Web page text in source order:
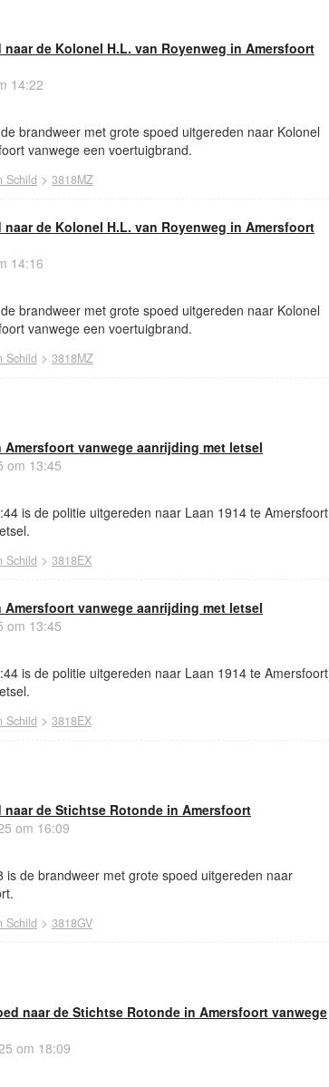
de Kolonel H.L. van Royenweg in Amersfoort
14:22
brandweer met grote spoed uitgereden naar Kolonel
vanwege een voertuigbrand.
Schild > 3818MZ
de Kolonel H.L. van Royenweg in Amersfoort
14:16
brandweer met grote spoed uitgereden naar Kolonel
vanwege een voertuigbrand.
Schild > 3818MZ
Amersfoort vanwege aanrijding met letsel
om 13:45
is de politie uitgereden naar Laan 1914 te Amersfoort
Schild > 3818EX
Amersfoort vanwege aanrijding met letsel
om 13:45
is de politie uitgereden naar Laan 1914 te Amersfoort
Schild > 3818EX
naar de Stichtse Rotonde in Amersfoort
om 16:09
is de brandweer met grote spoed uitgereden naar
Schild > 3818GV
naar de Stichtse Rotonde in Amersfoort vanwege
om 18:09